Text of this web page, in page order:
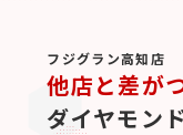
フジグラン高知店
他店と差が
ダイヤモン